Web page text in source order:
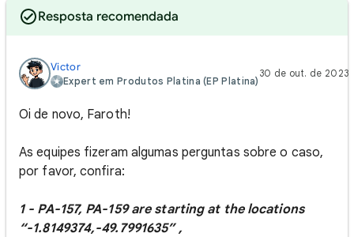
Resposta recomendada
Victor‎
Expert em Produtos Platina (EP Platina)
30 de out. de 2023
Oi de novo, Faroth!
As equipes fizeram algumas perguntas sobre o caso,
por favor, confira:
1 - PA-157, PA-159 are starting at the locations
“-1.8149374,-49.7991635” ,